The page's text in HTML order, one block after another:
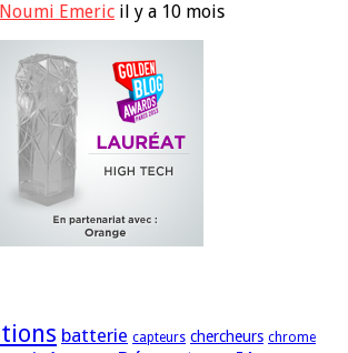
Emeric il y a 10 mois
batterie capteurs chercheurs chrome